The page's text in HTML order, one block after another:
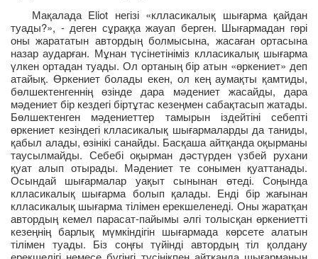
Мақалада Eliot негізі «клласикалық шығарма қайдан
туады?», - деген сұраққа жауап берген. Шығармадан гөрі
оны жарататын автордың болмысына, жасаған ортасына
назар аударған. Мұнан түсінетініміз клласикалық шығарма
үлкен ортадан туады. Ол ортаның бір атын «өркениет» деп
атайық. Өркениет болады екен, ол кең аумақты қамтиды,
бөлшектенгеннің өзінде дара мәдениет жасайды, дара
мәдениет бір кездегі біртұтас кезеңмен сабақтасып жатады.
Бөлшектенген мәдениеттер тамырын іздейтіні себепті
өркениет кезіндегі клласикалық шығармаларды да таниды,
қабыл алады, өзінікі санайды. Басқаша айтқанда оқырманы
таусылмайды. Себебі оқырман дәстүрден үзбей рухани
қуат алып отырады. Мәдениет те сонымен қуаттанады.
Осындай шығармалар уақыт сынынан өтеді. Соңында
клласикалық шығарма болып қалады. Енді бір жағынан
клласикалық шығарма тілімен ерекшеленеді. Оны жаратқан
автордың кемел парасат-пайымы әлгі толысқан өркениетті
кезеңнің барлық мүмкіндігін шығармада көрсете алатын
тілімен туады. Біз соңғы түйінді автордың тіл қолдану